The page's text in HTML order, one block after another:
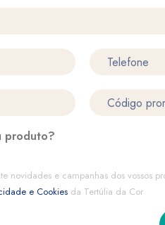
produto?
novidades e campanhas dos vossos
e Cookies da Tertúlia da Cor